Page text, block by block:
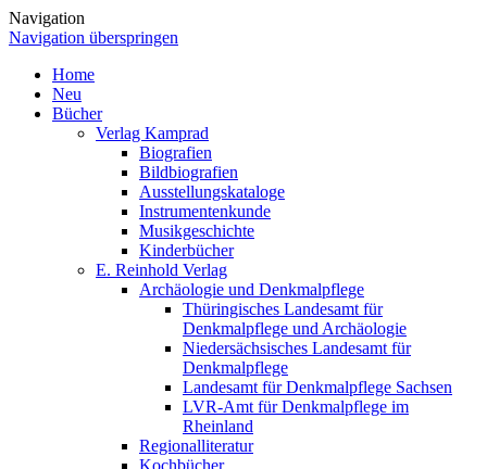
Navigation
Navigation überspringen
Home
Neu
Bücher
Verlag Kamprad
Biografien
Bildbiografien
Ausstellungskataloge
Instrumentenkunde
Musikgeschichte
Kinderbücher
E. Reinhold Verlag
Archäologie und Denkmalpflege
Thüringisches Landesamt für
Denkmalpflege und Archäologie
Niedersächsisches Landesamt für
Denkmalpflege
Landesamt für Denkmalpflege Sachsen
LVR-Amt für Denkmalpflege im
Rheinland
Regionalliteratur
Kochbücher